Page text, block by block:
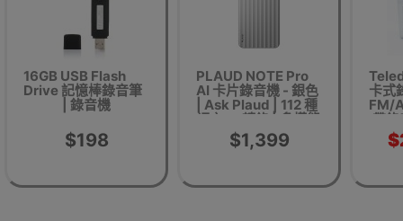
16GB USB Flash
Drive 記憶棒錄音筆
| 錄音機
$198
PLAUD NOTE Pro
AI 卡片錄音機 - 銀色
| Ask Plaud | 112 種
語言 AI ​​轉錄 | 多模態
輸入 | 香港行貨
$1,399
卡式
FM/
帶